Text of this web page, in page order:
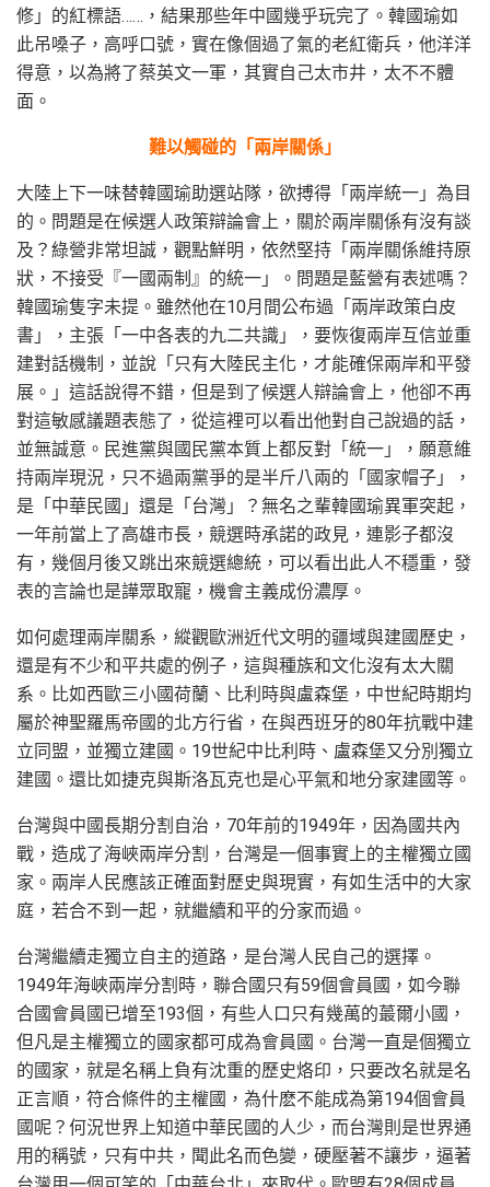
修」的紅標語……，結果那些年中國幾乎玩完了。韓國瑜如
此吊嗓子，高呼口號，實在像個過了氣的老紅衛兵，他洋洋
得意，以為將了蔡英文一軍，其實自己太市井，太不不體
面。
難以觸碰的「兩岸關係」
大陸上下一味替韓國瑜助選站隊，欲搏得「兩岸統一」為目
的。問題是在候選人政策辯論會上，關於兩岸關係有沒有談
及？綠營非常坦誠，觀點鮮明，依然堅持「兩岸關係維持原
狀，不接受『一國兩制』的統一」。問題是藍營有表述嗎？
韓國瑜隻字未提。雖然他在10月間公布過「兩岸政策白皮
書」，主張「一中各表的九二共識」，要恢復兩岸互信並重
建對話機制，並說「只有大陸民主化，才能確保兩岸和平發
展。」這話說得不錯，但是到了候選人辯論會上，他卻不再
對這敏感議題表態了，從這裡可以看出他對自己說過的話，
並無誠意。民進黨與國民黨本質上都反對「統一」，願意維
持兩岸現況，只不過兩黨爭的是半斤八兩的「國家帽子」，
是「中華民國」還是「台灣」？無名之輩韓國瑜異軍突起，
一年前當上了高雄市長，競選時承諾的政見，連影子都沒
有，幾個月後又跳出來競選總統，可以看出此人不穩重，發
表的言論也是譁眾取寵，機會主義成份濃厚。
如何處理兩岸關系，縱觀歐洲近代文明的疆域與建國歷史，
還是有不少和平共處的例子，這與種族和文化沒有太大關
系。比如西歐三小國荷蘭、比利時與盧森堡，中世紀時期均
屬於神聖羅馬帝國的北方行省，在與西班牙的80年抗戰中建
立同盟，並獨立建國。19世紀中比利時、盧森堡又分別獨立
建國。還比如捷克與斯洛瓦克也是心平氣和地分家建國等。
台灣與中國長期分割自治，70年前的1949年，因為國共內
戰，造成了海峽兩岸分割，台灣是一個事實上的主權獨立國
家。兩岸人民應該正確面對歷史與現實，有如生活中的大家
庭，若合不到一起，就繼續和平的分家而過。
台灣繼續走獨立自主的道路，是台灣人民自己的選擇。
1949年海峽兩岸分割時，聯合國只有59個會員國，如今聯
合國會員國已增至193個，有些人口只有幾萬的蕞爾小國，
但凡是主權獨立的國家都可成為會員國。台灣一直是個獨立
的國家，就是名稱上負有沈重的歷史烙印，只要改名就是名
正言順，符合條件的主權國，為什麽不能成為第194個會員
國呢？何況世界上知道中華民國的人少，而台灣則是世界通
用的稱號，只有中共，聞此名而色變，硬壓著不讓步，逼著